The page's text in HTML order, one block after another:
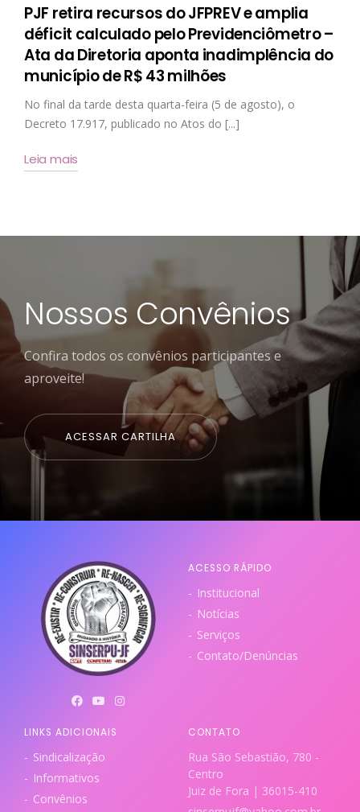
PJF retira recursos do JFPREV e amplia
déficit calculado pelo Previdenciômetro –
Ata da Diretoria aponta inadimplência do
município de R$ 43 milhões
No final da tarde desta quarta-feira (5 de agosto), o
Decreto 17.917, publicado no Atos do [...]
Leia mais
Nossos Convênios
Confira todos os convênios participantes e
aproveite!
ACESSAR CARTILHA
ACESSO RÁPIDO
Institucional
Notícias
Serviços
Contato/Denúncias
LINKS ADICIONAIS
Sindicalização
Informativos
Convênios
CONTATO
Rua São Sebastião, 780 -
Centro
Juiz de Fora | 36015-410